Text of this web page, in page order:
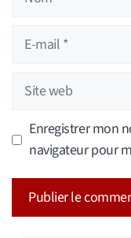
Site
web
Enregistrer mon
navigateur pour